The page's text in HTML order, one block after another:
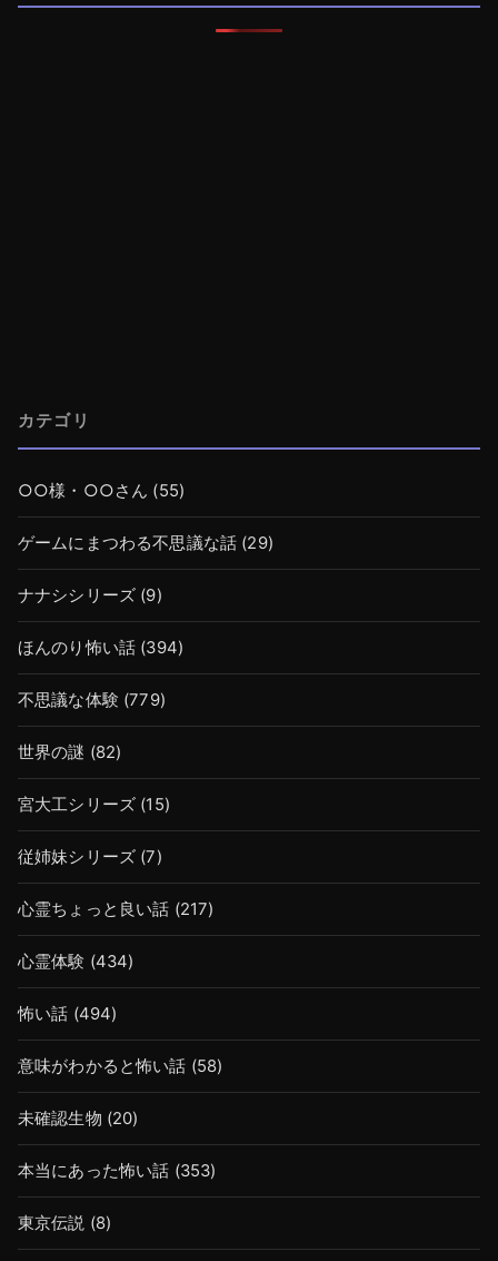
カテゴリ
○○様・○○さん (55)
ゲームにまつわる不思議な話 (29)
ナナシシリーズ (9)
ほんのり怖い話 (394)
不思議な体験 (779)
世界の謎 (82)
宮大工シリーズ (15)
従姉妹シリーズ (7)
心霊ちょっと良い話 (217)
心霊体験 (434)
怖い話 (494)
意味がわかると怖い話 (58)
未確認生物 (20)
本当にあった怖い話 (353)
東京伝説 (8)